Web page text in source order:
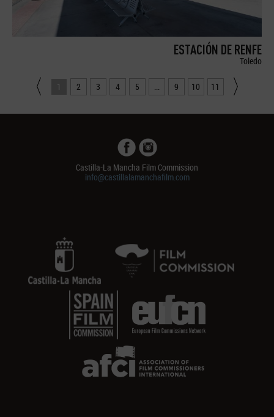
ESTACIÓN DE RENFE
Toledo
1 2 3 4 5 ... 9 10 11
Castilla-La Mancha Film Commission
info@castillalamanchafilm.com